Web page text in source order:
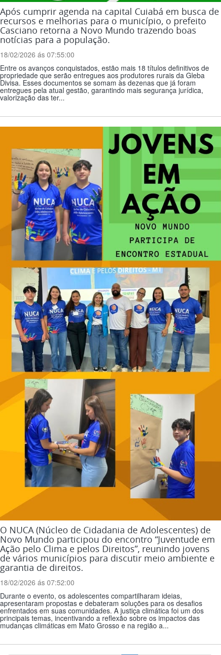
Após cumprir agenda na capital Cuiabá em busca de
recursos e melhorias para o município, o prefeito
Casciano retorna a Novo Mundo trazendo boas
notícias para a população.
18/02/2026 ás 07:55:00
Entre os avanços conquistados, estão mais 18 títulos definitivos de
propriedade que serão entregues aos produtores rurais da Gleba
Divisa. Esses documentos se somam às dezenas que já foram
entregues pela atual gestão, garantindo mais segurança jurídica,
valorização das ter...
O NUCA (Núcleo de Cidadania de Adolescentes) de
Novo Mundo participou do encontro “Juventude em
Ação pelo Clima e pelos Direitos”, reunindo jovens
de vários municípios para discutir meio ambiente e
garantia de direitos.
18/02/2026 ás 07:52:00
Durante o evento, os adolescentes compartilharam ideias,
apresentaram propostas e debateram soluções para os desafios
enfrentados em suas comunidades. A justiça climática foi um dos
principais temas, incentivando a reflexão sobre os impactos das
mudanças climáticas em Mato Grosso e na região a...